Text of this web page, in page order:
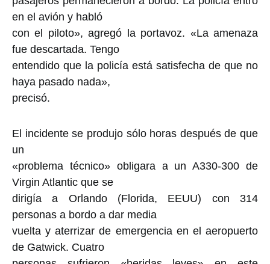
en el avión y habló
con el piloto», agregó la portavoz. «La amenaza
fue descartada. Tengo
entendido que la policía está satisfecha de que no
haya pasado nada»,
precisó.
El incidente se produjo sólo horas después de que
un
«problema técnico» obligara a un A330-300 de
Virgin Atlantic que se
dirigía a Orlando (Florida, EEUU) con 314
personas a bordo a dar media
vuelta y aterrizar de emergencia en el aeropuerto
de Gatwick. Cuatro